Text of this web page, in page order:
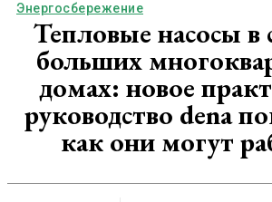
Энергосбережение
Тепловые насосы в
больших
домах: новое
руководство dena
как они могут